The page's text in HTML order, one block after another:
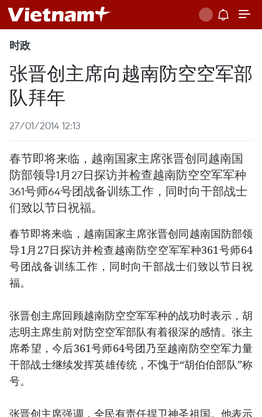
时政
张晋创主席向越南防空空军部
队拜年
27/01/2014 12:13
春节即将来临，越南国家主席张晋创同越南国
防部领导1月27日探访并检查越南防空空军军种
361号师64号团战备训练工作，同时向干部战士
们致以节日祝福。
春节即将来临，越南国家主席张晋创同越南国防部领
导1月27日探访并检查越南防空空军军种361号师64
号团战备训练工作，同时向干部战士们致以节日祝
福。
张晋创主席回顾越南防空空军军种的战功时表示，胡
志明主席生前对防空空军部队有着很深的感情。张主
席希望，今后361号师64号团乃至越南防空空军力量
干部战士继续发挥英雄传统，不愧于“胡伯伯部队”称
号。
张晋创主席强调，全民有责任捍卫神圣祖国。他表示